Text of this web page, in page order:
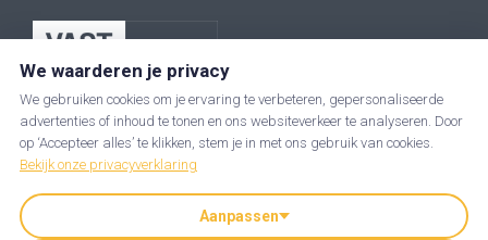
We waarderen je privacy
We gebruiken cookies om je ervaring te verbeteren, gepersonaliseerde
advertenties of inhoud te tonen en ons websiteverkeer te analyseren. Door
op ‘Accepteer alles’ te klikken, stem je in met ons gebruik van cookies.
Bekijk onze privacyverklaring
Aanpassen